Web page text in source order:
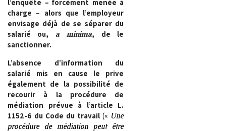
l’enquête – forcément menée à
charge – alors que l’employeur
envisage déjà de se séparer du
salarié ou, a minima, de le
sanctionner.
L’absence d’information du
salarié mis en cause le prive
également de la possibilité de
recourir à la procédure de
médiation prévue à l’article L.
1152-6 du Code du travail (« Une
procédure de médiation peut être